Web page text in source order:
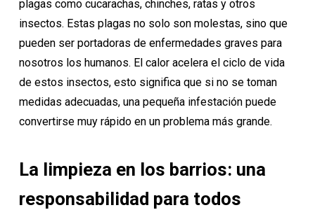
plagas como cucarachas, chinches, ratas y otros
insectos. Estas plagas no solo son molestas, sino que
pueden ser portadoras de enfermedades graves para
nosotros los humanos. El calor acelera el ciclo de vida
de estos insectos, esto significa que si no se toman
medidas adecuadas, una pequeña infestación puede
convertirse muy rápido en un problema más grande.
La limpieza en los barrios: una
responsabilidad para todos